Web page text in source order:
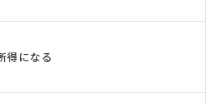
得になる